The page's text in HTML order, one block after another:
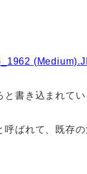
と書き込まれてい
呼ばれて、既存